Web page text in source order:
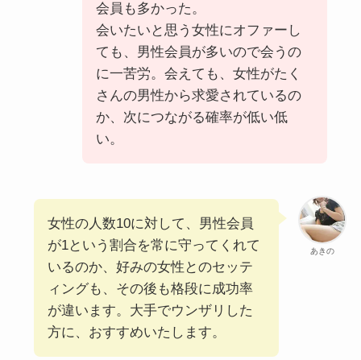
会員も多かった。
会いたいと思う女性にオファーし
ても、男性会員が多いので会うの
に一苦労。会えても、女性がたく
さんの男性から求愛されているの
か、次につながる確率が低い低
い。
あきの
女性の人数10に対して、男性会員
が1という割合を常に守ってくれて
いるのか、好みの女性とのセッテ
ィングも、その後も格段に成功率
が違います。大手でウンザリした
方に、おすすめいたします。